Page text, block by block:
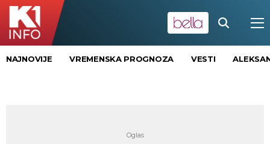
NAJNOVIJE VREMENSKA PROGNOZA VESTI